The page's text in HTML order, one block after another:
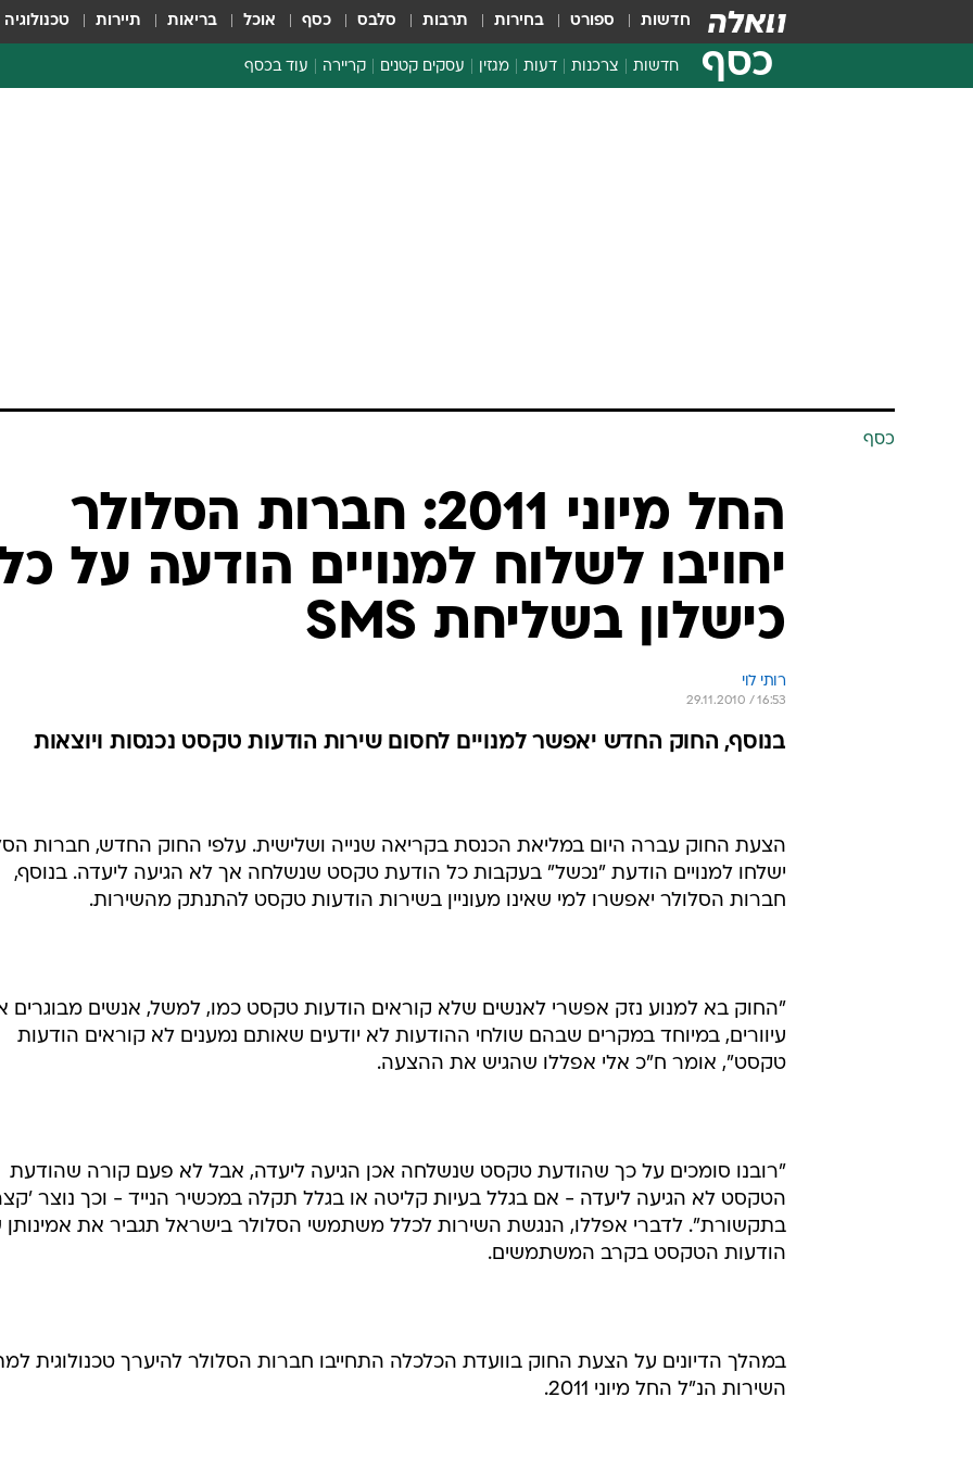
חדשות ספורט בחירות תרבות סלבס כסף אוכל בריאות תיירות טכנולוגיה
כסף חדשות צרכנות דעות מגזין עסקים קטנים קריירה עוד בכסף
כסף
החל מיוני 2011: חברות הסלולר
יחויבו לשלוח למנויים הודעה על
כישלון בשליחת SMS
רותי לוי
29.11.2010 / 16:53
בנוסף, החוק החדש יאפשר למנויים לחסום שירות הודעות טקסט נכנסות ויוצאות
הצעת החוק עברה היום במליאת הכנסת בקריאה שנייה ושלישית. עלפי החוק החדש, חברות
ישלחו למנויים הודעת "נכשל" בעקבות כל הודעת טקסט שנשלחה אך לא הגיעה ליעדה. בנוסף,
חברות הסלולר יאפשרו למי שאינו מעוניין בשירות הודעות טקסט להתנתק מהשירות.
"החוק בא למנוע נזק אפשרי לאנשים שלא קוראים הודעות טקסט כמו, למשל, אנשים מבוגרים
עיוורים, במיוחד במקרים שבהם שולחי ההודעות לא יודעים שאותם נמענים לא קוראים הודעות
טקסט", אומר ח"כ אלי אפללו שהגיש את ההצעה.
"רובנו סומכים על כך שהודעת טקסט שנשלחה אכן הגיעה ליעדה, אבל לא פעם קורה שהודעת
הטקסט לא הגיעה ליעדה - אם בגלל בעיות קליטה או בגלל תקלה במכשיר הנייד - וכך נוצר
בתקשורת". לדברי אפללו, הנגשת השירות לכלל משתמשי הסלולר בישראל תגביר את
הודעות הטקסט בקרב המשתמשים.
במהלך הדיונים על הצעת החוק בוועדת הכלכלה התחייבו חברות הסלולר להיערך טכנולוגית
השירות הנ"ל החל מיוני 2011.